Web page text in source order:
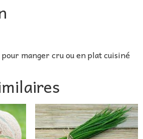
manger cru ou en plat cuisiné